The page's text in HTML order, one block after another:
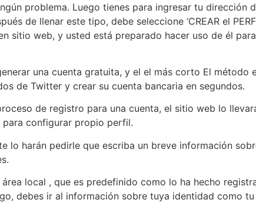
problema. Luego tienes para ingresar tu
de llenar este tipo, debe seleccione ‘CREAR el
sitio web, y usted está preparado hacer uso de él
una cuenta gratuita, y el el más corto El método
de Twitter y crear su cuenta bancaria en segundos.
de registro para una cuenta, el sitio web lo
para configurar propio perfil.
lo harán pedirle que escriba un breve información
local , que es predefinido como lo ha hecho
debes ir al información sobre tuya identidad como